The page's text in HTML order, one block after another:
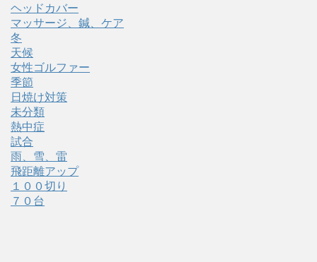
ヘッドカバー
マッサージ、鍼、ケア
冬
天候
女性ゴルファー
季節
日焼け対策
未分類
熱中症
試合
雨、雪、雷
飛距離アップ
１００切り
７０台